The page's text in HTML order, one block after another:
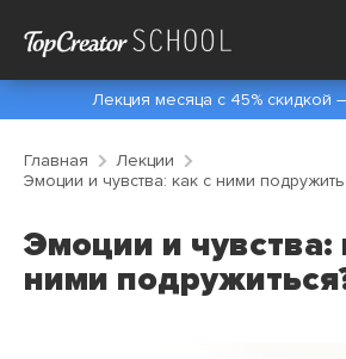
Лекция месяца с 45% скидкой
Главная
Лекции
Эмоции и чувства: как с ними
Эмоции и чувства:
ними